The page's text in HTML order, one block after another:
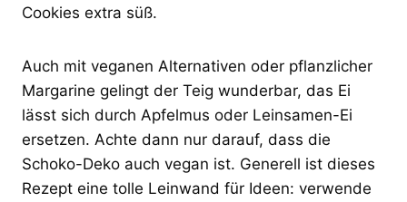
Cookies extra süß.
Auch mit veganen Alternativen oder pflanzlicher
Margarine gelingt der Teig wunderbar, das Ei
lässt sich durch Apfelmus oder Leinsamen-Ei
ersetzen. Achte dann nur darauf, dass die
Schoko-Deko auch vegan ist. Generell ist dieses
Rezept eine tolle Leinwand für Ideen: verwende